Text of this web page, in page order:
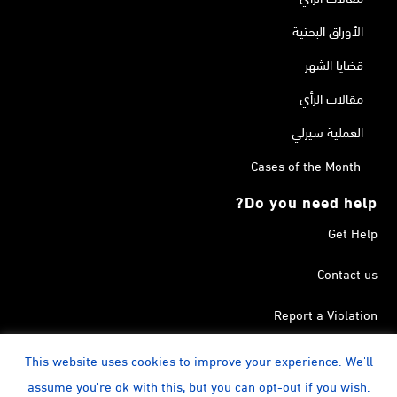
الأوراق البحثية
قضايا الشهر
مقالات الرأي
العملية سيرلي
Cases of the Month
Do you need help?
Get Help
Contact us
Report a Violation
Search in the Terrorism List
Twitter
Facebook
Linkedin
YouTube
Calendar
instagram
This website uses cookies to improve your experience. We'll
assume you're ok with this, but you can opt-out if you wish.